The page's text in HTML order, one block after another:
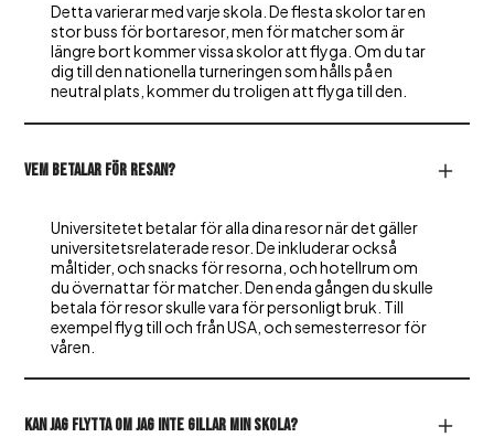
Detta varierar med varje skola. De flesta skolor tar en
stor buss för bortaresor, men för matcher som är
längre bort kommer vissa skolor att flyga. Om du tar
dig till den nationella turneringen som hålls på en
neutral plats, kommer du troligen att flyga till den.
Vem betalar för resan?
Universitetet betalar för alla dina resor när det gäller
universitetsrelaterade resor. De inkluderar också
måltider, och snacks för resorna, och hotellrum om
du övernattar för matcher. Den enda gången du skulle
betala för resor skulle vara för personligt bruk. Till
exempel flyg till och från USA, och semesterresor för
våren.
Kan jag flytta om jag inte gillar min skola?